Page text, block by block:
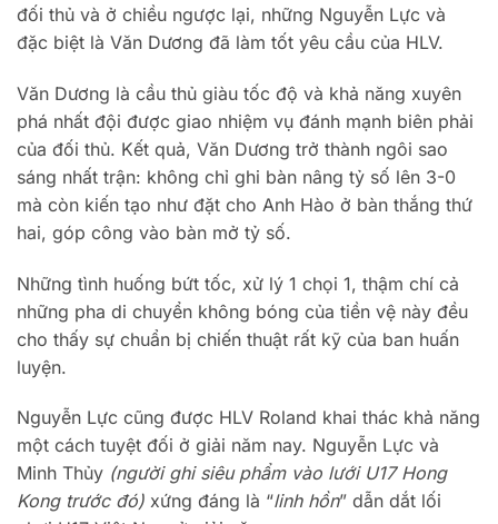
đối thủ và ở chiều ngược lại, những Nguyễn Lực và
đặc biệt là Văn Dương đã làm tốt yêu cầu của HLV.
Văn Dương là cầu thủ giàu tốc độ và khả năng xuyên
phá nhất đội được giao nhiệm vụ đánh mạnh biên phải
của đối thủ. Kết quả, Văn Dương trở thành ngôi sao
sáng nhất trận: không chỉ ghi bàn nâng tỷ số lên 3-0
mà còn kiến tạo như đặt cho Anh Hào ở bàn thắng thứ
hai, góp công vào bàn mở tỷ số.
Những tình huống bứt tốc, xử lý 1 chọi 1, thậm chí cả
những pha di chuyển không bóng của tiền vệ này đều
cho thấy sự chuẩn bị chiến thuật rất kỹ của ban huấn
luyện.
Nguyễn Lực cũng được HLV Roland khai thác khả năng
một cách tuyệt đối ở giải năm nay. Nguyễn Lực và
Minh Thủy (người ghi siêu phẩm vào lưới U17 Hong
Kong trước đó) xứng đáng là “linh hồn” dẫn dắt lối